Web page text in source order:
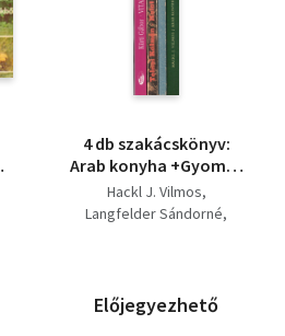
4 db szakácskönyv:
Arab konyha +Gyomor
és bélbetegségek
diétáskönyve +Halat s
Hackl J. Vilmos
Langfelder Sándorné
Előjegyezhető